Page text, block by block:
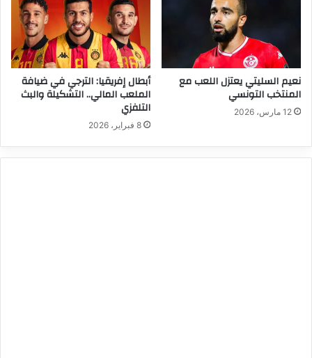
نعيم السليتي يعتزل اللعب مع
المنتخب التونسي
12 مارس، 2026
أبطال إفريقيا: الترجي في ضيافة
الملعب المالي.. التشكيلة والبث
التلفزي
8 فبراير، 2026